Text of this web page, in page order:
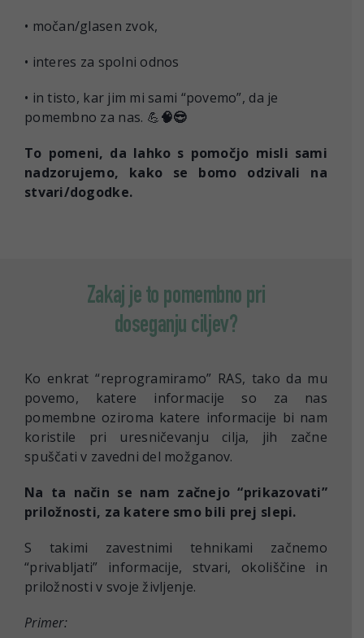
• močan/glasen zvok,
• interes za spolni odnos
• in tisto, kar jim mi sami “povemo”, da je
pomembno za nas. 💪🧠😎
To pomeni, da lahko s pomočjo misli sami
nadzorujemo, kako se bomo odzivali na
stvari/dogodke.
Zakaj je to pomembno pri
doseganju ciljev?
Ko enkrat “reprogramiramo” RAS, tako da mu
povemo, katere informacije so za nas
pomembne oziroma katere informacije bi nam
koristile pri uresničevanju cilja, jih začne
spuščati v zavedni del možganov.
Na ta način se nam začnejo “prikazovati”
priložnosti, za katere smo bili prej slepi.
S takimi zavestnimi tehnikami začnemo
“privabljati” informacije, stvari, okoliščine in
priložnosti v svoje življenje.
Primer: